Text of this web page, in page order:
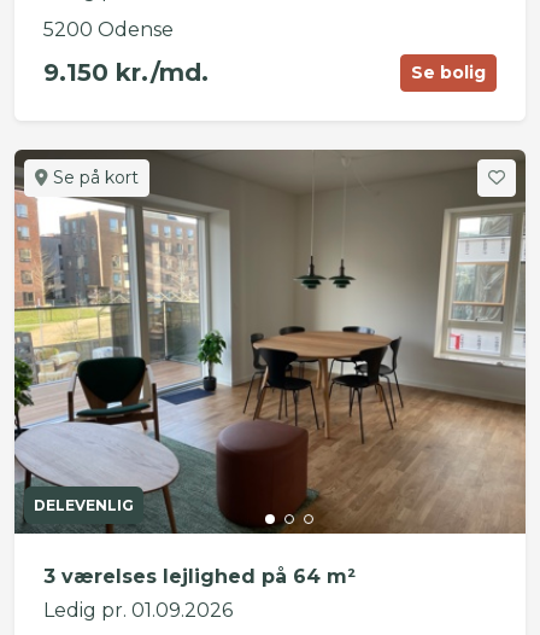
5200 Odense
9.150 kr./md. Se bolig
Se på kort
DELEVENLIG
3 værelses lejlighed på 64 m²
Ledig pr. 01.09.2026